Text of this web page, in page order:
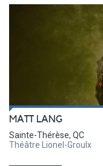
MATT LANG
Sainte-Thérèse, QC
Théâtre Lionel-Groulx